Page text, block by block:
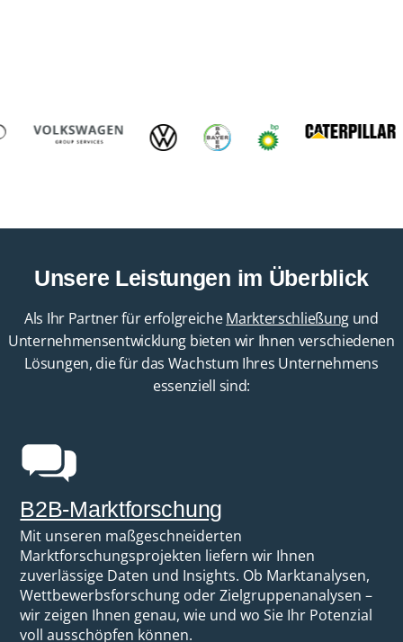
Unsere Leistungen im Überblick
Als Ihr Partner für erfolgreicheMarkterschließung und
Unternehmensentwicklung bieten wir Ihnen verschiedenen
Lösungen, die für das Wachstum Ihres Unternehmens
essenziell sind:
B2B-Marktforschung
Mit unseren maßgeschneiderten
Marktforschungsprojekten liefern wir Ihnen
zuverlässige Daten und Insights. Ob Marktanalysen,
Wettbewerbsforschung oder Zielgruppenanalysen –
wir zeigen Ihnen genau, wie und wo Sie Ihr Potenzial
voll ausschöpfen können.